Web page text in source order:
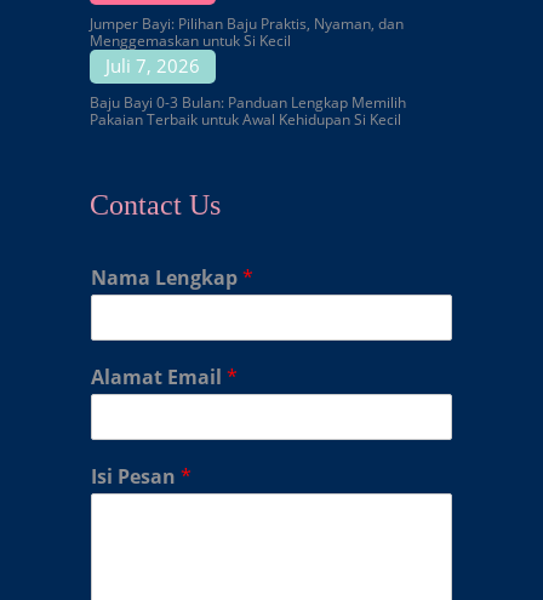
Jumper Bayi: Pilihan Baju Praktis, Nyaman, dan
Menggemaskan untuk Si Kecil
Juli 7, 2026
Baju Bayi 0-3 Bulan: Panduan Lengkap Memilih
Pakaian Terbaik untuk Awal Kehidupan Si Kecil
Contact Us
Nama Lengkap*
Alamat Email *
Isi Pesan *